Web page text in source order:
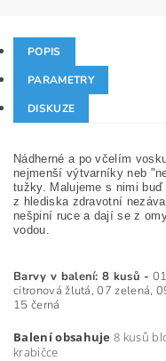
POPIS
PARAMETRY
DISKUZE
Nádherné a po včelím
nejmenší výtvarníky neb
tužky. Malujeme s nimi buď
z hlediska zdravotní
nešpiní ruce a dají se z
vodou.
Barvy v balení: 8 kusů -
citronová žlutá, 07 zelená,
15 černá
Balení obsahuje 8 kusů
krabičce